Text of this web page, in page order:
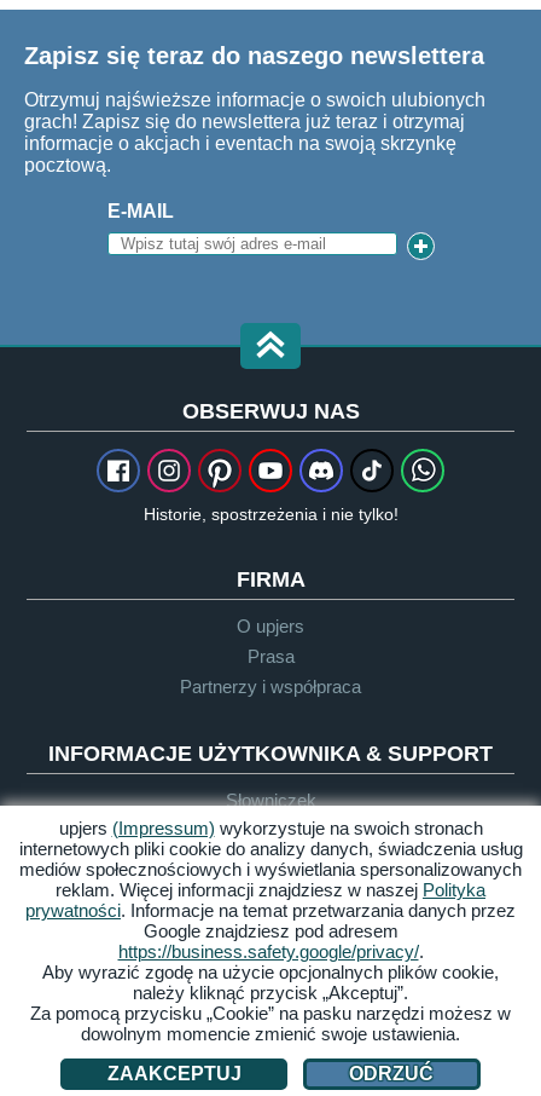
Szansa hodowli: 3%
Czas hodowli: 13 h
Shringazaur
Poziom: 59
Popularność: 825
Ilość maks. 8/ wybieg
Czas hodowli: 14 h
Popularność: 1100
Dostępność: sklep/ 55 000 monet
Szansa hodowli: 3%
Czas hodowli: 14 h
Brontozaurus
Poziom: 24
Popularność: 500
Dostępność: sklep/ 25 000 monet
Zabawka: pień
Zapisz się teraz do naszego newslettera
Otrzymuj najświeższe informacje o swoich ulubionych
grach! Zapisz się do newslettera już teraz i otrzymaj
informacje o akcjach i eventach na swoją skrzynkę
pocztową.
E-MAIL
OBSERWUJ NAS
Historie, spostrzeżenia i nie tylko!
FIRMA
O upjers
Prasa
Partnerzy i współpraca
INFORMACJE UŻYTKOWNIKA & SUPPORT
Słowniczek
Wytyczne dla Let's Plays
Support
Polityka
prywatności
OWH
Zarządzaj ciasteczkami
© 2026 upjers GmbH
upjers (Impressum) wykorzystuje na swoich stronach
internetowych pliki cookie do analizy danych, świadczenia usług
mediów społecznościowych i wyświetlania spersonalizowanych
reklam. Więcej informacji znajdziesz w naszej Polityka
prywatności. Informacje na temat przetwarzania danych przez
Google znajdziesz pod adresem
https://business.safety.google/privacy/.
Aby wyrazić zgodę na użycie opcjonalnych plików cookie,
należy kliknąć przycisk „Akceptuj”.
Za pomocą przycisku „Cookie” na pasku narzędzi możesz w
dowolnym momencie zmienić swoje ustawienia.
ZAAKCEPTUJ
ODRZUĆ